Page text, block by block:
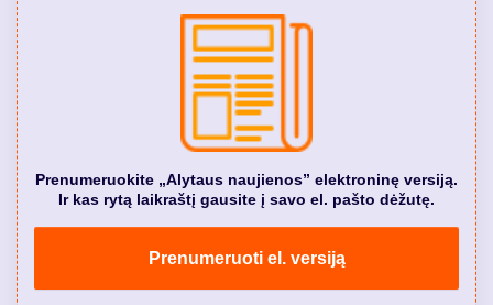
Prenumeruokite „Alytaus naujienos” elektroninę versiją.
Ir kas rytą laikraštį gausite į savo el. pašto dėžutę.
Prenumeruoti el. versiją